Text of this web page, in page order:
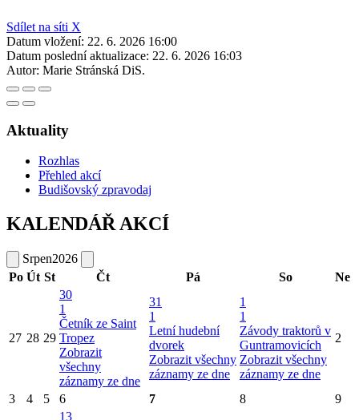
Sdílet na síti X
Datum vložení: 22. 6. 2026 16:00
Datum poslední aktualizace: 22. 6. 2026 16:03
Autor: Marie Stránská DiS.
Aktuality
Rozhlas
Přehled akcí
Budišovský zpravodaj
KALENDÁŘ AKCÍ
Srpen2026
Po Út St Čt Pá So Ne
27 28 29
30
1
Četník ze Saint
Tropez
Zobrazit
všechny
záznamy ze dne
31
1
Letní hudební
dvorek
Zobrazit všechny
záznamy ze dne
1
1
Závody traktorů v
Guntramovicích
Zobrazit všechny
záznamy ze dne
2
3 4 5 6 7 8 9
13